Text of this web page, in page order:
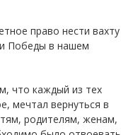
право нести вахту
Победы в нашем
что каждый из тех
мечтал вернуться в
родителям, женам,